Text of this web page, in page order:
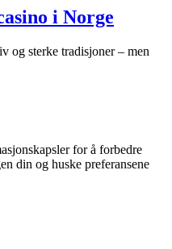
i Norge
og sterke tradisjoner – men
for å forbedre
din og huske preferansene